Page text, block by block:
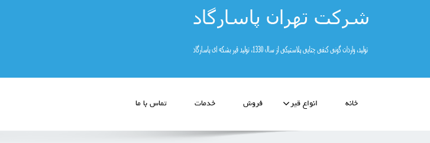
خانه انواع قیر فروش خدمات تماس با ما